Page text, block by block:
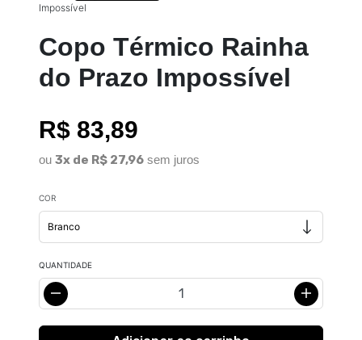
Impossível
Copo Térmico Rainha
do Prazo Impossível
R$ 83,89
ou 3x de R$ 27,96 sem juros
COR
QUANTIDADE